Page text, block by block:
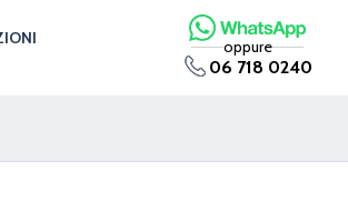
oppure
06 718 0240